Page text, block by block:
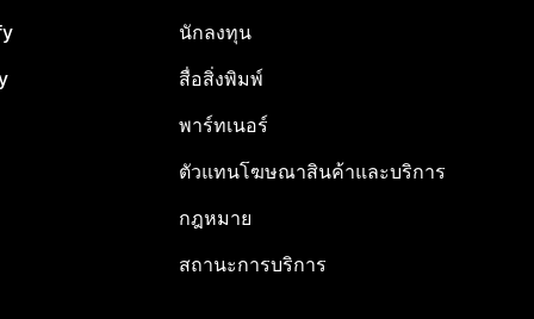
นักลงทุน
สื่อสิ่งพิมพ์
พาร์ทเนอร์
ตัวแทนโฆษณาสินค้าและบริการ
กฎหมาย
สถานะการบริการ